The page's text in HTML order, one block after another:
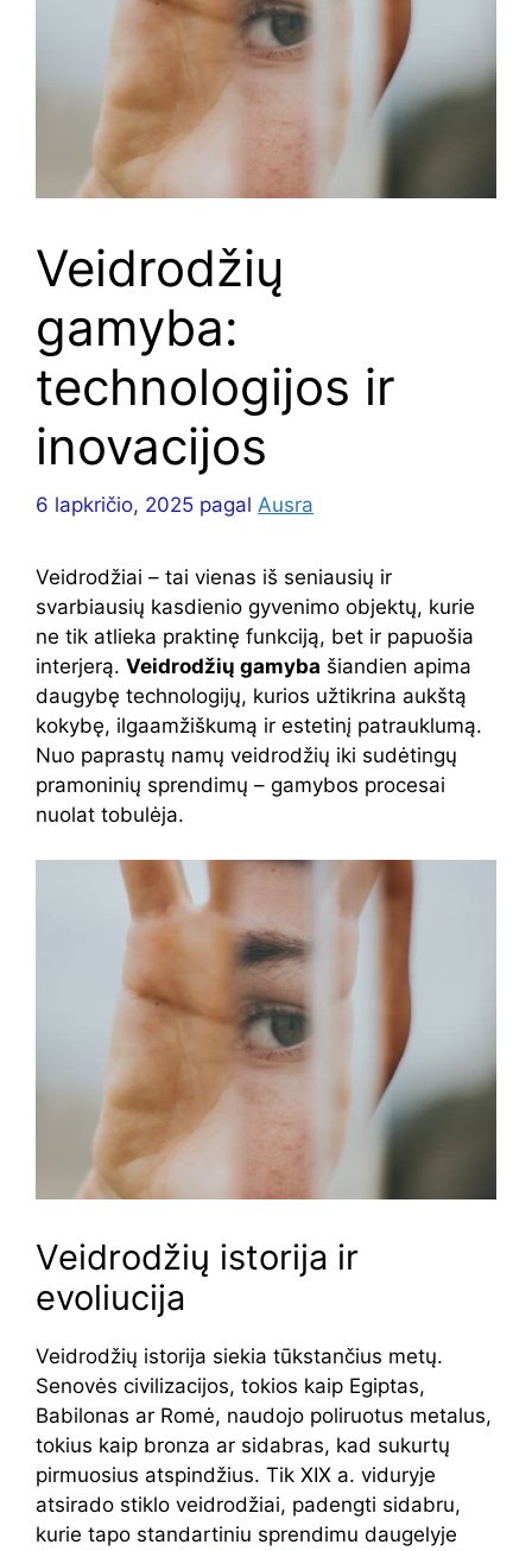
Veidrodžių
gamyba:
technologijos ir
inovacijos
6 lapkričio, 2025 pagal Ausra
Veidrodžiai – tai vienas iš seniausių ir
svarbiausių kasdienio gyvenimo objektų, kurie
ne tik atlieka praktinę funkciją, bet ir papuošia
interjerą. Veidrodžių gamyba šiandien apima
daugybę technologijų, kurios užtikrina aukštą
kokybę, ilgaamžiškumą ir estetinį patrauklumą.
Nuo paprastų namų veidrodžių iki sudėtingų
pramoninių sprendimų – gamybos procesai
nuolat tobulėja.
Veidrodžių istorija ir
evoliucija
Veidrodžių istorija siekia tūkstančius metų.
Senovės civilizacijos, tokios kaip Egiptas,
Babilonas ar Romė, naudojo poliruotus metalus,
tokius kaip bronza ar sidabras, kad sukurtų
pirmuosius atspindžius. Tik XIX a. viduryje
atsirado stiklo veidrodžiai, padengti sidabru,
kurie tapo standartiniu sprendimu daugelyje